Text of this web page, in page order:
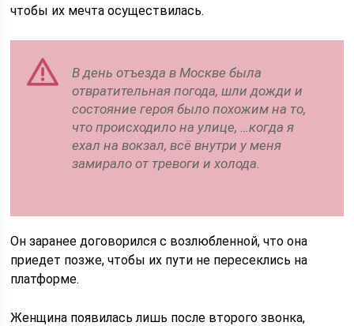
чтобы их мечта осуществилась.
В день отъезда в Москве была
отвратительная погода, шли дожди и
состояние героя было похожим на то,
что происходило на улице, …когда я
ехал на вокзал, всё внутри у меня
замирало от тревоги и холода.
Он заранее договорился с возлюбленной, что она
приедет позже, чтобы их пути не пересеклись на
платформе.
Женщина появилась лишь после второго звонка,